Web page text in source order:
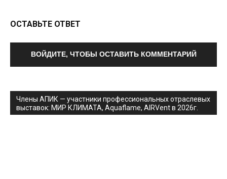
ОСТАВЬТЕ ОТВЕТ
ВОЙДИТЕ, ЧТОБЫ ОСТАВИТЬ КОММЕНТАРИЙ
Члены АПИК — участники профессиональных отраслевых
выставок: МИР КЛИМАТА, Aquaflame, AIRVent в 2026г.